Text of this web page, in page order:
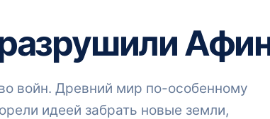
войн. Древний мир по-особенному
идеей забрать новые земли,